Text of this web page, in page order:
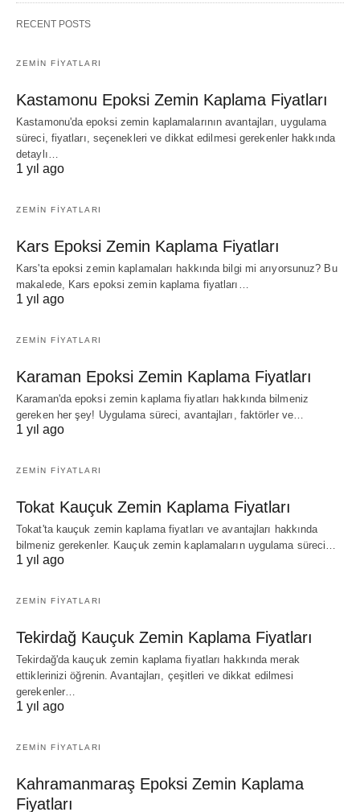
RECENT POSTS
ZEMIN FIYATLARI
Kastamonu Epoksi Zemin Kaplama Fiyatları
Kastamonu'da epoksi zemin kaplamalarının avantajları, uygulama
süreci, fiyatları, seçenekleri ve dikkat edilmesi gerekenler hakkında
detaylı…
1 yıl ago
ZEMIN FIYATLARI
Kars Epoksi Zemin Kaplama Fiyatları
Kars'ta epoksi zemin kaplamaları hakkında bilgi mi arıyorsunuz? Bu
makalede, Kars epoksi zemin kaplama fiyatları…
1 yıl ago
ZEMIN FIYATLARI
Karaman Epoksi Zemin Kaplama Fiyatları
Karaman'da epoksi zemin kaplama fiyatları hakkında bilmeniz
gereken her şey! Uygulama süreci, avantajları, faktörler ve…
1 yıl ago
ZEMIN FIYATLARI
Tokat Kauçuk Zemin Kaplama Fiyatları
Tokat'ta kauçuk zemin kaplama fiyatları ve avantajları hakkında
bilmeniz gerekenler. Kauçuk zemin kaplamaların uygulama süreci…
1 yıl ago
ZEMIN FIYATLARI
Tekirdağ Kauçuk Zemin Kaplama Fiyatları
Tekirdağ'da kauçuk zemin kaplama fiyatları hakkında merak
ettiklerinizi öğrenin. Avantajları, çeşitleri ve dikkat edilmesi
gerekenler…
1 yıl ago
ZEMIN FIYATLARI
Kahramanmaraş Epoksi Zemin Kaplama
Fiyatları